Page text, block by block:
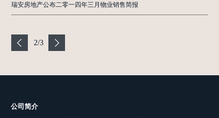
瑞安房地产公布二零一四年三月物业销售简报
2/3
公司简介